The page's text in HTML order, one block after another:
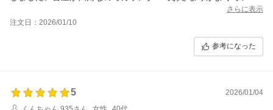
です。いままでは黒を選んでいましたが、今回はベーシュにしま
した。キッチンが明るくなりよかったです。沸かした後ボットを
置くだけだピッとなって電源がオンになるのがちょっとウザいで
さらに表示
注文日：2026/01/10
参考になった
5
2026/01/04